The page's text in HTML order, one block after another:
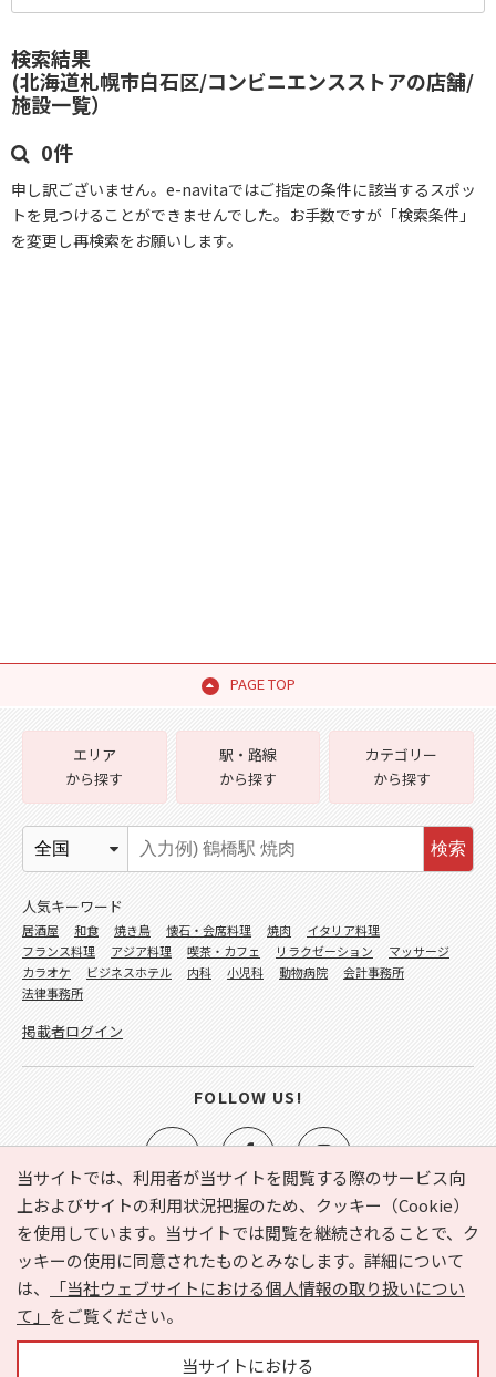
検索結果
(北海道札幌市白石区/コンビニエンスストアの店舗/
施設一覧）
0件
申し訳ございません。e-navitaではご指定の条件に該当するスポッ
トを見つけることができませんでした。お手数ですが「検索条件」
を変更し再検索をお願いします。
PAGE TOP
当サイトでは、利用者が当サイトを閲覧する際のサービス向
上およびサイトの利用状況把握のため、クッキー（Cookie）
を使用しています。当サイトでは閲覧を継続されることで、ク
ッキーの使用に同意されたものとみなします。詳細について
は、
「当社ウェブサイトにおける個人情報の取り扱いについ
て」 をご覧ください。
当サイトにおける
e-NAVITA（イーナビタ）とは？ お気に入り
ヘルプ
利用規約
個人情報の取り扱いについて
運営会社
サイトマップ
広告掲載に関するお問い合わせ
エリア
から探す
駅・路線
から探す
カテゴリー
から探す
検索
人気キーワード
居酒屋 和食 焼き鳥 懐石・会席料理 焼肉
イタリア料理
フランス料理
アジア料理 喫茶・カフェ リラクゼーション
マッサージ
カラオケ
ビジネスホテル 内科 小児科 動物病院
会計事務所
法律事務所
掲載者ログイン
FOLLOW US!